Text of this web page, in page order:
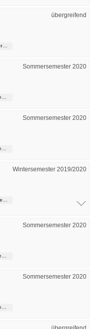
übergreifend
Sommersemester 2020
Sommersemester 2020
Wintersemester 2019/2020
Sommersemester 2020
Sommersemester 2020